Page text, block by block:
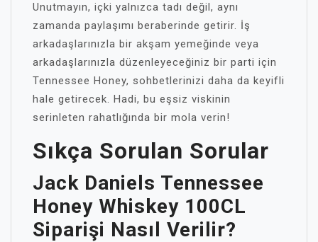
Unutmayın, içki yalnızca tadı değil, aynı
zamanda paylaşımı beraberinde getirir. İş
arkadaşlarınızla bir akşam yemeğinde veya
arkadaşlarınızla düzenleyeceğiniz bir parti için
Tennessee Honey, sohbetlerinizi daha da keyifli
hale getirecek. Hadi, bu eşsiz viskinin
serinleten rahatlığında bir mola verin!
Sıkça Sorulan Sorular
Jack Daniels Tennessee
Honey Whiskey 100CL
Siparişi Nasıl Verilir?